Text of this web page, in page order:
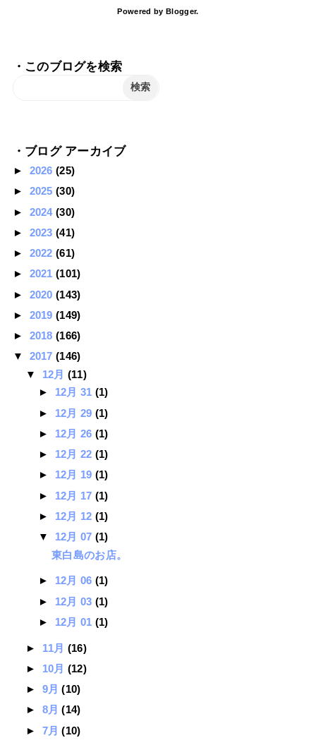
Powered by Blogger.
・このブログを検索
・ブログ アーカイブ
► 2026(25)
► 2025(30)
► 2024(30)
► 2023(41)
► 2022(61)
► 2021(101)
► 2020(143)
► 2019(149)
► 2018(166)
▼ 2017(146)
▼ 12月 (11)
► 12月 31 (1)
► 12月 29 (1)
► 12月 26 (1)
► 12月 22 (1)
► 12月 19 (1)
► 12月 17 (1)
► 12月 12 (1)
▼ 12月 07 (1)
東白島のお店。
► 12月 06 (1)
► 12月 03 (1)
► 12月 01 (1)
► 11月 (16)
► 10月 (12)
► 9月(10)
► 8月(14)
► 7月(10)